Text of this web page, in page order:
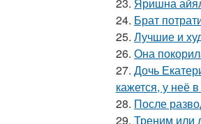
24. Брат
25. Лучшие и
26. Она
27. Дочь
кажется, у неё
28. После
29. Треним или